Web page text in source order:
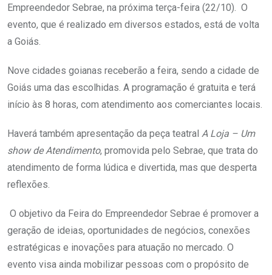
Empreendedor Sebrae, na próxima terça-feira (22/10). O
evento, que é realizado em diversos estados, está de volta
a Goiás.
Nove cidades goianas receberão a feira, sendo a cidade de
Goiás uma das escolhidas. A programação é gratuita e terá
início às 8 horas, com atendimento aos comerciantes locais.
Haverá também apresentação da peça teatral A Loja – Um
show de Atendimento, promovida pelo Sebrae, que trata do
atendimento de forma lúdica e divertida, mas que desperta
reflexões.
O objetivo da Feira do Empreendedor Sebrae é promover a
geração de ideias, oportunidades de negócios, conexões
estratégicas e inovações para atuação no mercado. O
evento visa ainda mobilizar pessoas com o propósito de